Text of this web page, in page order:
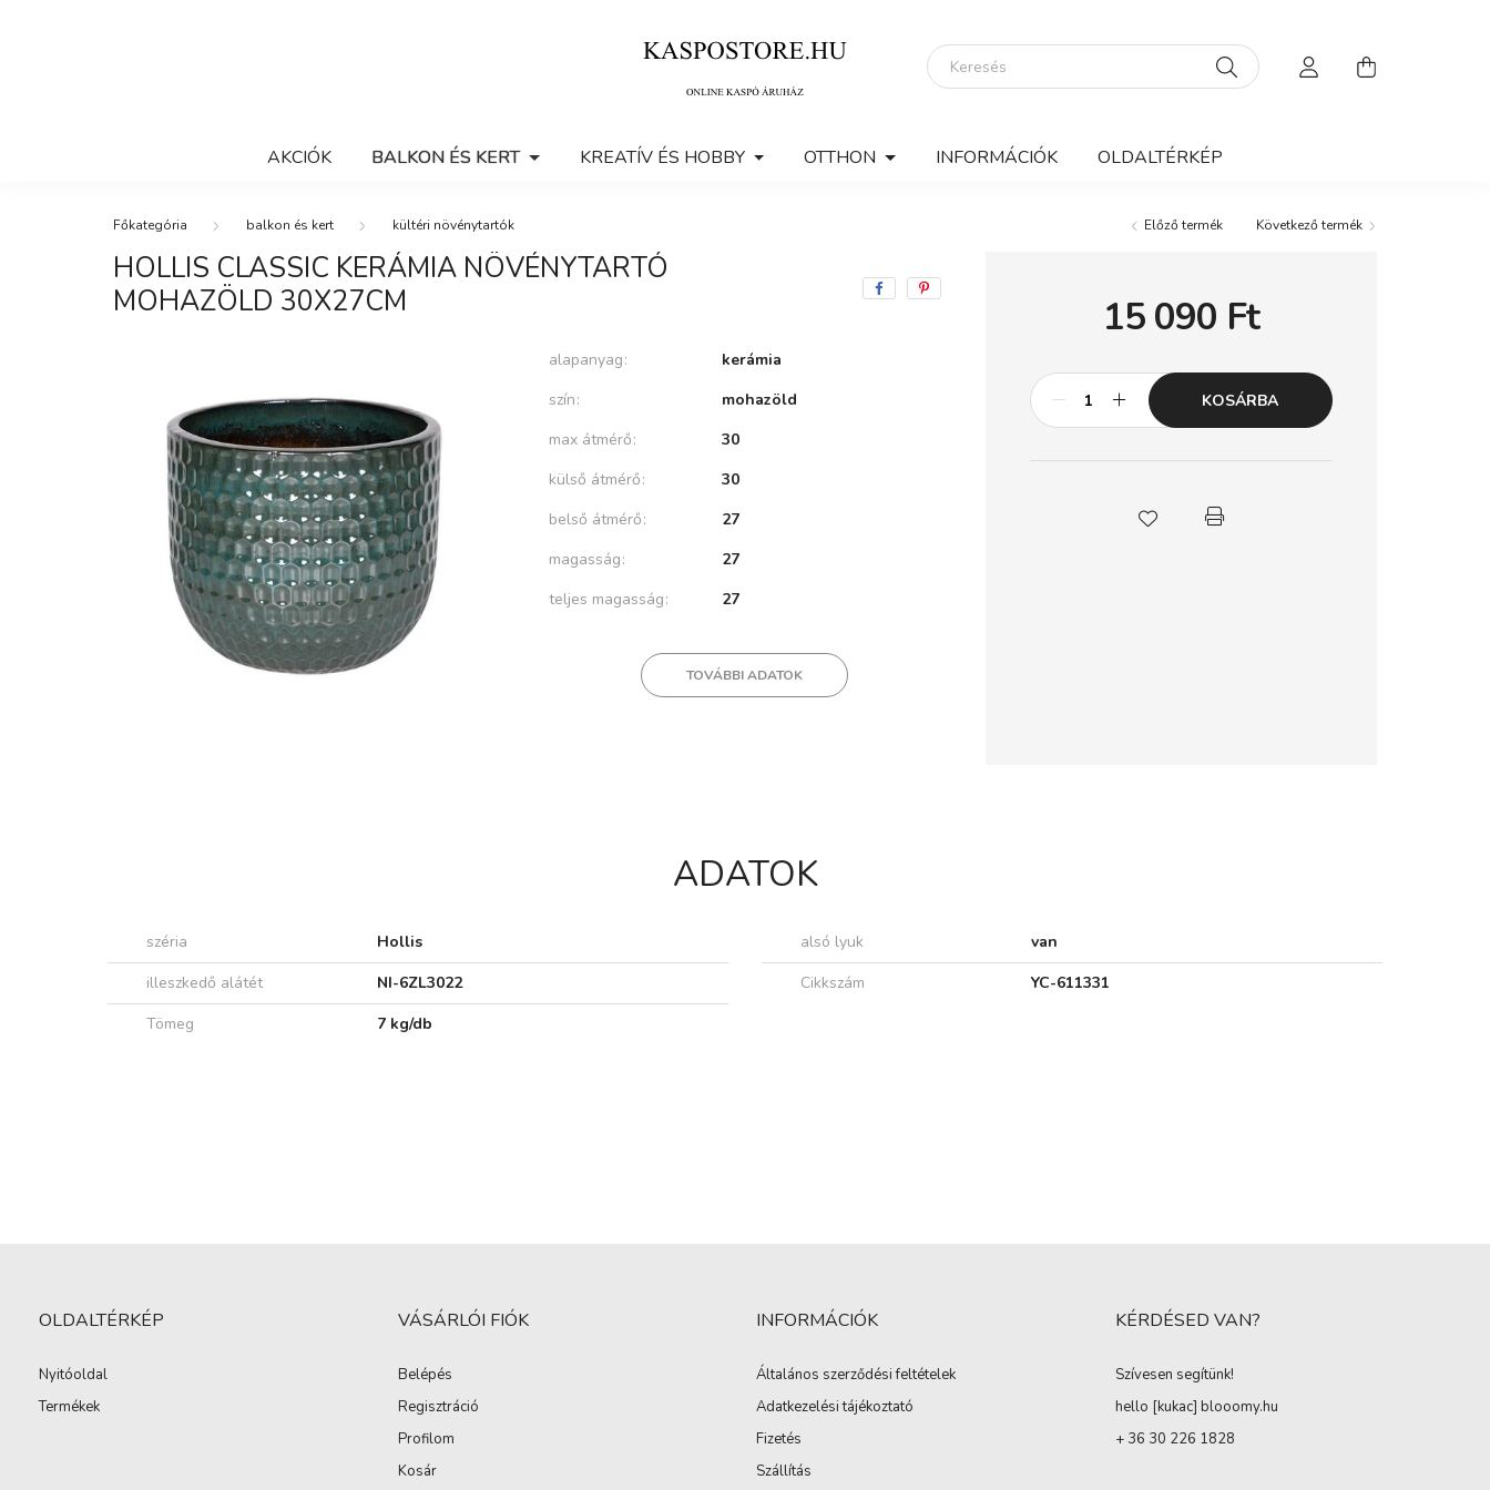
AKCIÓK BALKON ÉS KERT KREATÍV ÉS HOBBY OTTHON INFORMÁCIÓK OLDALTÉRKÉP
balkon és kert kültéri növénytartók Előző termék Következő termék
HOLLIS CLASSIC KERÁMIA NÖVÉNYTARTÓ
MOHAZÖLD 30X27CM
alapanyag
kerámia
szín
mohazöld
max átmérő
30
külső átmérő
30
belső átmérő
27
magasság
27
teljes magasság
27
TOVÁBBI ADATOK
15 090 Ft
KOSÁRBA
ADATOK
széria Hollis alsó lyuk
van
illeszkedő alátét
NI-6ZL3022 Cikkszám
YC-611331
Tömeg
7 kg/db
OLDALTÉRKÉP
Nyitóoldal
Termékek
VÁSÁRLÓI FIÓK
Belépés
Regisztráció
Profilom
Kosár
INFORMÁCIÓK
Általános szerződési feltételek
Adatkezelési tájékoztató
Fizetés
Szállítás
KÉRDÉSED VAN?
Szívesen segítünk!
hello [kukac] blooomy.hu
+ 36 30 226 1828